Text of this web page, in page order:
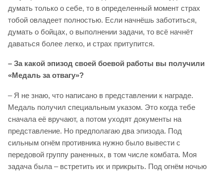
думать только о себе, то в определенный момент страх
тобой овладеет полностью. Если начнёшь заботиться,
думать о бойцах, о выполнении задачи, то всё начнёт
даваться более легко, и страх притупится.
– За какой эпизод своей боевой работы вы получили
«Медаль за отвагу»?
– Я не знаю, что написано в представлении к награде.
Медаль получил специальным указом. Это когда тебе
сначала её вручают, а потом уходят документы на
представление. Но предполагаю два эпизода. Под
сильным огнём противника нужно было вывести с
передовой группу раненных, в том числе комбата. Моя
задача была – встретить их и прикрыть. Под огнём ночью